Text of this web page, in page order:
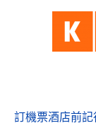
訂機票酒店前